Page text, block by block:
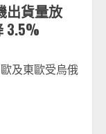
出貨量放
3.5%
及東歐受烏俄